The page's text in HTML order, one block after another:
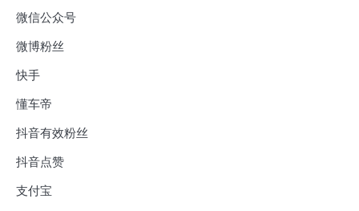
微信公众号
微博粉丝
快手
懂车帝
抖音有效粉丝
抖音点赞
支付宝